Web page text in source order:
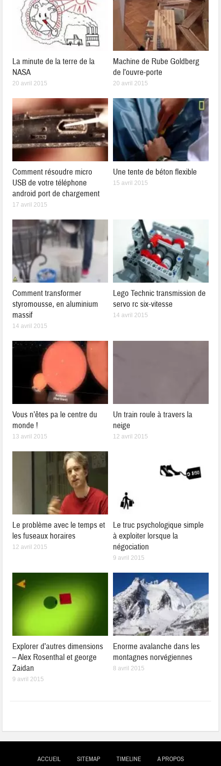
La minute de la terre de la
NASA
20 avril 2015
Machine de Rube Goldberg
de l’ouvre-porte
20 avril 2015
Comment résoudre micro
USB de votre téléphone
android port de chargement
17 avril 2015
Une tente de béton flexible
15 avril 2015
Comment transformer
styromousse, en aluminium
massif
14 avril 2015
Lego Technic transmission de
servo rc six-vitesse
14 avril 2015
Vous n’êtes pa le centre du
monde !
13 avril 2015
Un train roule à travers la
neige
12 avril 2015
Le problème avec le temps et
les fuseaux horaires
12 avril 2015
Le truc psychologique simple
à exploiter lorsque la
négociation
9 avril 2015
Explorer d’autres dimensions
– Alex Rosenthal et george
Zaidan
9 avril 2015
Enorme avalanche dans les
montagnes norvégiennes
8 avril 2015
ACCUEIL SITEMAP TIMELINE A PROPOS